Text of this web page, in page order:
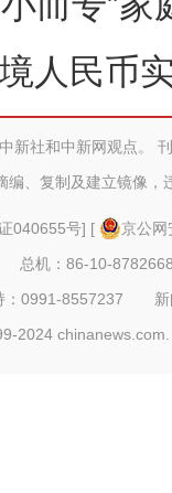
人民币
新社和中新网观点。
编、复制及建立镜像，
040655号] [
京公
总机：86-10-
：0991-8557237
2024